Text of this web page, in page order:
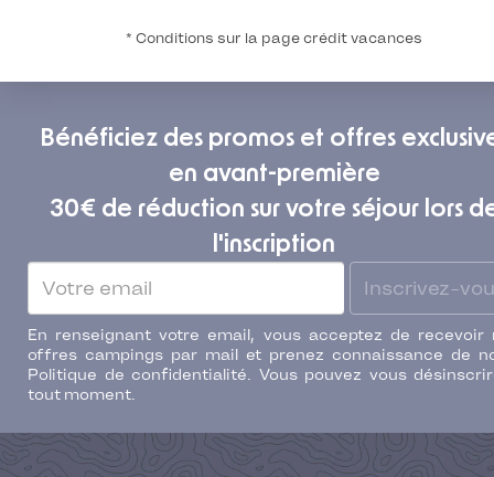
* Conditions sur la page crédit vacances
Bénéficiez des promos et offres
en avant-première
30€ de réduction sur votre séjour lors
l'inscription
Inscrivez-
En renseignant votre email, vous acceptez de recevoir
offres campings par mail et prenez connaissance de
Politique de confidentialité. Vous pouvez vous
tout moment.